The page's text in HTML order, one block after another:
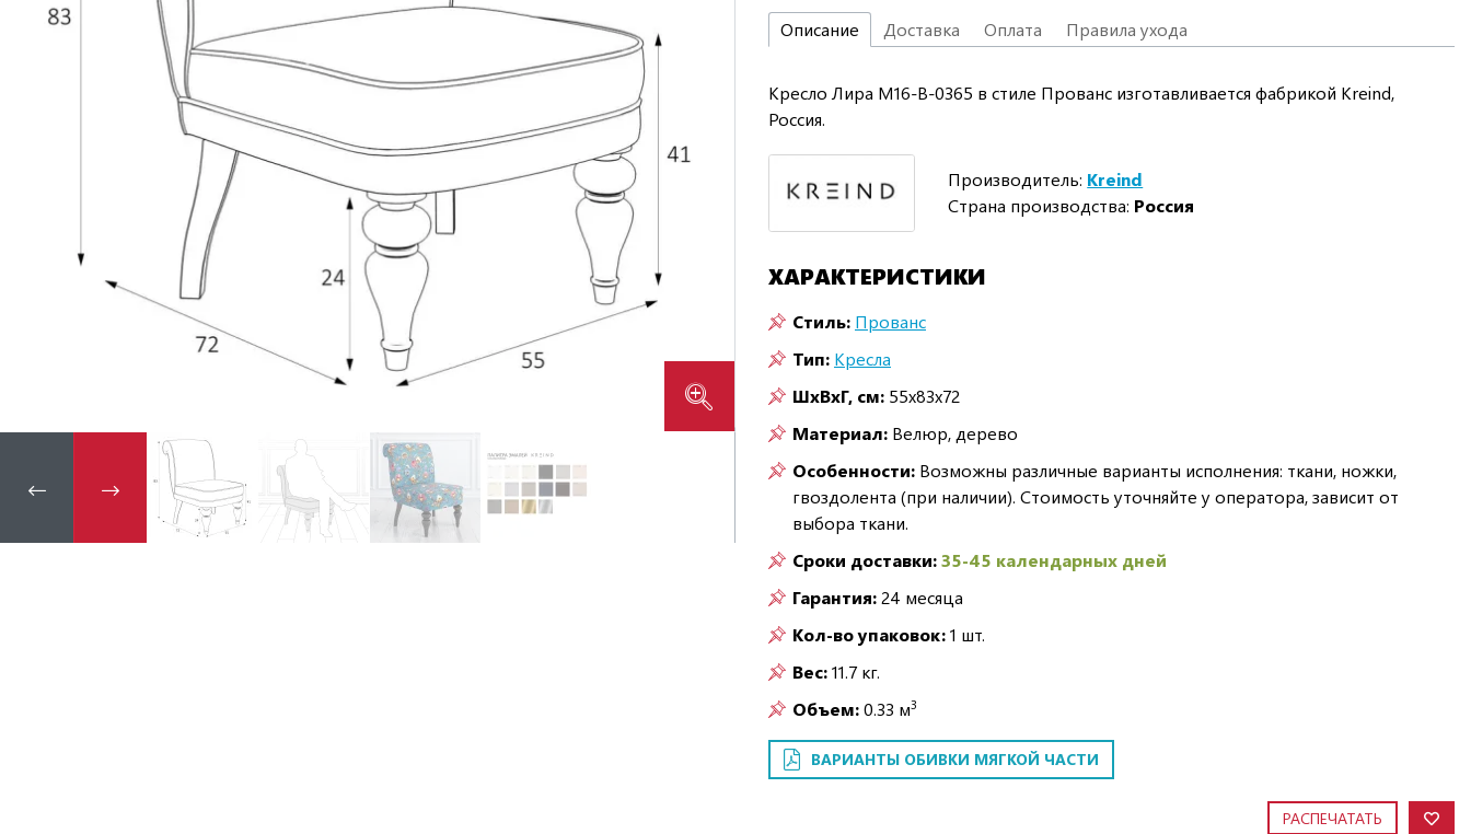
Описание Доставка Оплата Правила ухода
Кресло Лира M16-B-0365 в стиле Прованс изготавливается фабрикой Kreind,
Россия.
Производитель: Kreind
Страна производства: Россия
ХАРАКТЕРИСТИКИ
Стиль: Прованс
Тип: Кресла
ШxВxГ, см: 55x83x72
Материал: Велюр, дерево
Особенности: Возможны различные варианты исполнения: ткани, ножки,
гвоздолента (при наличии). Стоимость уточняйте у оператора, зависит от
выбора ткани.
Сроки доставки:35-45 календарных дней
Гарантия:24 месяца
Кол-во упаковок:1 шт.
Вес:11.7 кг.
Объем:0.33 м3
ВАРИАНТЫ ОБИВКИ МЯГКОЙ ЧАСТИ
РАСПЕЧАТАТЬ